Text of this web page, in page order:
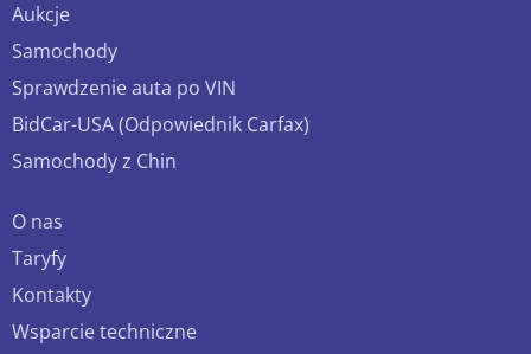
Aukcje
Samochody
Sprawdzenie auta po VIN
BidCar-USA (Odpowiednik Carfax)
Samochody z Chin
O nas
Taryfy
Kontakty
Wsparcie techniczne